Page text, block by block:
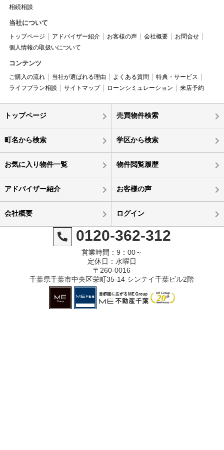
相続相談
当社について
トップページ アドバイザー紹介 お客様の声 会社概要
お問合せ
個人情報の取扱いについて
コンテンツ
ご購入の流れ 当社が選ばれる理由 よくある質問
特典・サービス
ライフプラン相談
サイトマップ ローンシミュレーション 来店予約
トップページ 売買物件検索
町名から検索 学区から検索
お気に入り物件一覧 物件閲覧履歴
アドバイザー紹介 お客様の声
会社概要 ログイン
0120-362-312
営業時間：9：00～
定休日：水曜日
〒260-0016
千葉県千葉市中央区栄町35-14 シンテイ千葉ビル2階